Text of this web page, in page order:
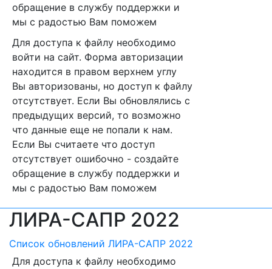
обращение в службу поддержки и
мы с радостью Вам поможем
Для доступа к файлу необходимо
войти на сайт. Форма авторизации
находится в правом верхнем углу
Вы авторизованы, но доступ к файлу
отсутствует. Если Вы обновлялись с
предыдущих версий, то возможно
что данные еще не попали к нам.
Если Вы считаете что доступ
отсутствует ошибочно - создайте
обращение в службу поддержки и
мы с радостью Вам поможем
ЛИРА-САПР 2022
Список обновлений ЛИРА-САПР 2022
Для доступа к файлу необходимо